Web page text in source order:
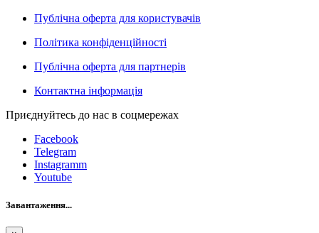
Публічна оферта для користувачів
Політика конфіденційності
Публічна оферта для партнерів
Контактна інформація
Приєднуйтесь до нас в соцмережах
Facebook
Telegram
Instagramm
Youtube
Завантаження...